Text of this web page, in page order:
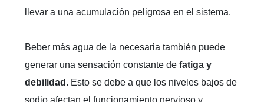
llevar a una acumulación peligrosa en el sistema.
Beber más agua de la necesaria también puede
generar una sensación constante de fatiga y
debilidad . Esto se debe a que los niveles bajos de
sodio afectan el funcionamiento nervioso y